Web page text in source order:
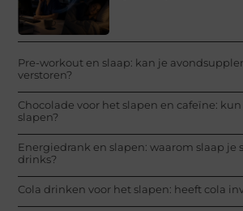
Pre-workout en slaap: kan je
verstoren?
Chocolade voor het slapen en cafeïne:
slapen?
Energiedrank en slapen: waarom slaap je
drinks?
Cola drinken voor het slapen: heeft cola